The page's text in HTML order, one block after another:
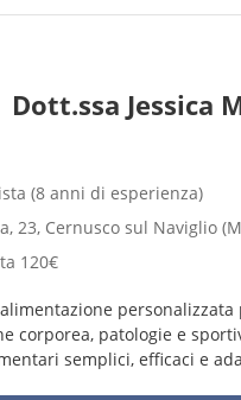
Dott.ssa Jessica
(8 anni di esperienza)
23, Cernusco sul Naviglio
120€
corporea, patologie e
semplici, efficaci e